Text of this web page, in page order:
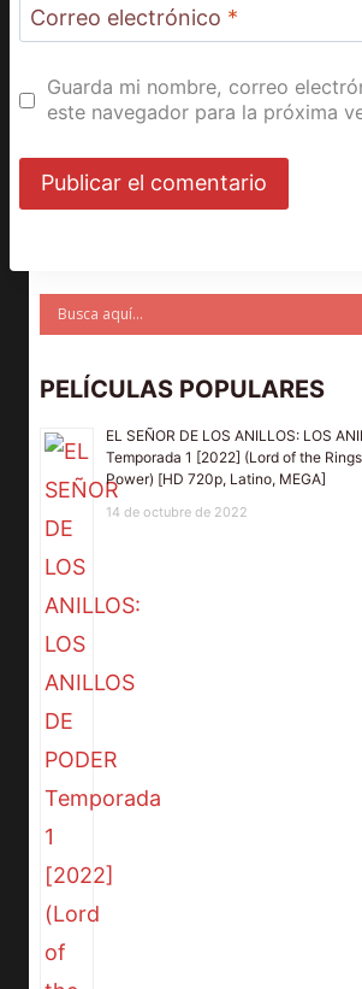
Correo electrónico *
Guarda mi nombre, correo
este navegador para la próxima
PELÍCULAS POPULARES
EL SEÑOR DE LOS ANILLOS: LOS
Temporada 1 [2022] (Lord of the
Power) [HD 720p, Latino, MEGA]
14 de octubre de 2022